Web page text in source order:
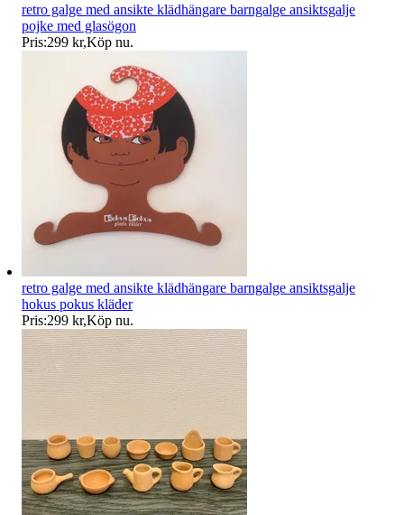
retro galge med ansikte klädhängare barngalge ansiktsgalje
pojke med glasögon
Pris:299 kr,Köp nu.
retro galge med ansikte klädhängare barngalge ansiktsgalje
hokus pokus kläder
Pris:299 kr,Köp nu.